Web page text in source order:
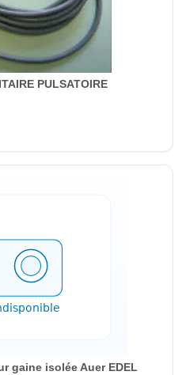
PULSATOIRE
gaine isolée Auer EDEL